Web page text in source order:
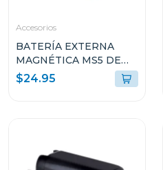
Accesorios
BATERÍA EXTERNA
MAGNÉTICA MS5 DE
5000MAH DE
ALUMINIO ARGPB1160
$24.95